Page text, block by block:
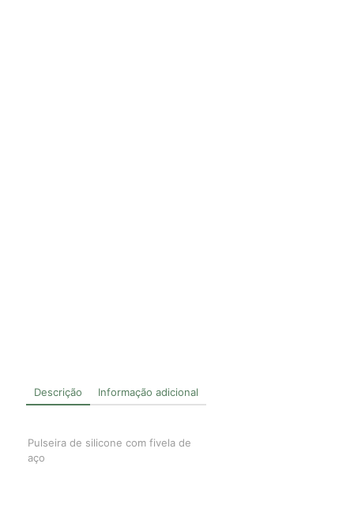
Descrição Informação adicional
Pulseira de silicone com fivela de
aço